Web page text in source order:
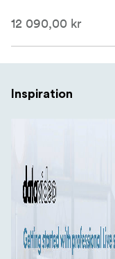
12 090,00 kr
Inspiration